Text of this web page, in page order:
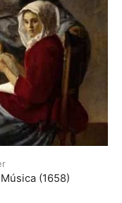
(1658)